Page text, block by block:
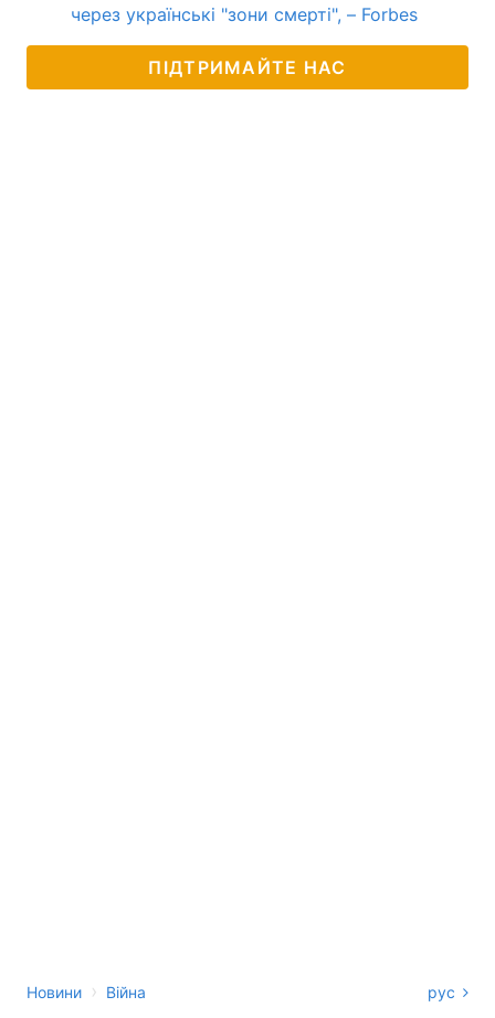
через українські "зони смерті", – Forbes
ПІДТРИМАЙТЕ НАС
Новини › Війна рус